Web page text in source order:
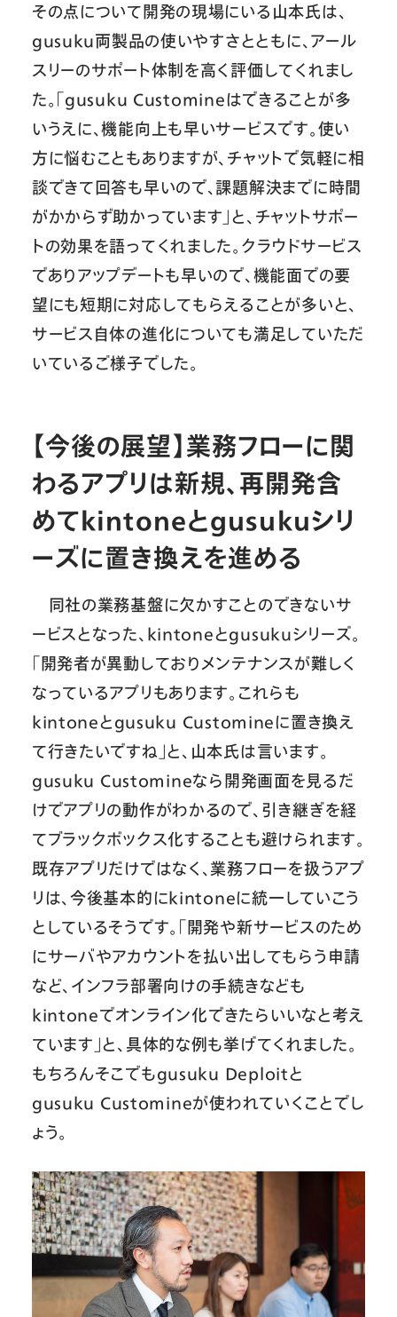
その点について開発の現場にいる山本氏は、
gusuku両製品の使いやすさとともに、アール
スリーのサポート体制を高く評価してくれまし
た。「gusuku Customineはできることが多
いうえに、機能向上も早いサービスです。使い
方に悩むこともありますが、チャットで気軽に相
談できて回答も早いので、課題解決までに時間
がかからず助かっています」と、チャットサポー
トの効果を語ってくれました。クラウドサービス
でありアップデートも早いので、機能面での要
望にも短期に対応してもらえることが多いと、
サービス自体の進化についても満足していただ
いているご様子でした。
【今後の展望】業務フローに関
わるアプリは新規、再開発含
めてkintoneとgusukuシリ
ーズに置き換えを進める
同社の業務基盤に欠かすことのできないサ
ービスとなった、kintoneとgusukuシリーズ。
「開発者が異動しておりメンテナンスが難しく
なっているアプリもあります。これらも
kintoneとgusuku Customineに置き換え
て行きたいですね」と、山本氏は言います。
gusuku Customineなら開発画面を見るだ
けでアプリの動作がわかるので、引き継ぎを経
てブラックボックス化することも避けられます。
既存アプリだけではなく、業務フローを扱うアプ
リは、今後基本的にkintoneに統一していこう
としているそうです。「開発や新サービスのため
にサーバやアカウントを払い出してもらう申請
など、インフラ部署向けの手続きなども
kintoneでオンライン化できたらいいなと考え
ています」と、具体的な例も挙げてくれました。
もちろんそこでもgusuku Deploitと
gusuku Customineが使われていくことでし
ょう。